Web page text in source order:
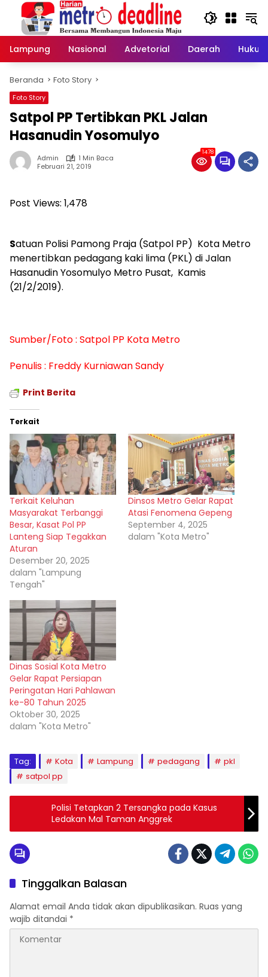
Langsung
konten
Lampung
Nasional Advetorial Daerah Hukum
Beranda Foto Story
Foto Story
Satpol PP Tertibkan PKL Jalan
Hasanudin Yosomulyo
Admin
1 Min Baca
Februari 21, 2019
1478
Post Views: 1,478
Satuan Polisi Pamong Praja (Satpol PP) Kota Metro
menertibkan pedagang kaki lima (PKL) di Jalan
Hasanudin Yosomulyo Metro Pusat, Kamis
(21/2/2019).
Sumber/Foto : Satpol PP Kota Metro
Penulis : Freddy Kurniawan Sandy
Print Berita
Terkait
Terkait Keluhan
Masyarakat Terbanggi
Besar, Kasat Pol PP
Lanteng Siap Tegakkan
Aturan
Desember 20, 2025
dalam "Lampung
Tengah"
Dinsos Metro Gelar Rapat
Atasi Fenomena Gepeng
September 4, 2025
dalam "Kota Metro"
Dinas Sosial Kota Metro
Gelar Rapat Persiapan
Peringatan Hari Pahlawan
ke-80 Tahun 2025
Oktober 30, 2025
dalam "Kota Metro"
Tag: Kota Lampung pedagang
pkl
satpol pp
Polisi Tetapkan 2 Tersangka pada Kasus
Ledakan Mal Taman Anggrek
Tinggalkan Balasan
Alamat email Anda tidak akan dipublikasikan. Ruas yang
wajib ditandai *